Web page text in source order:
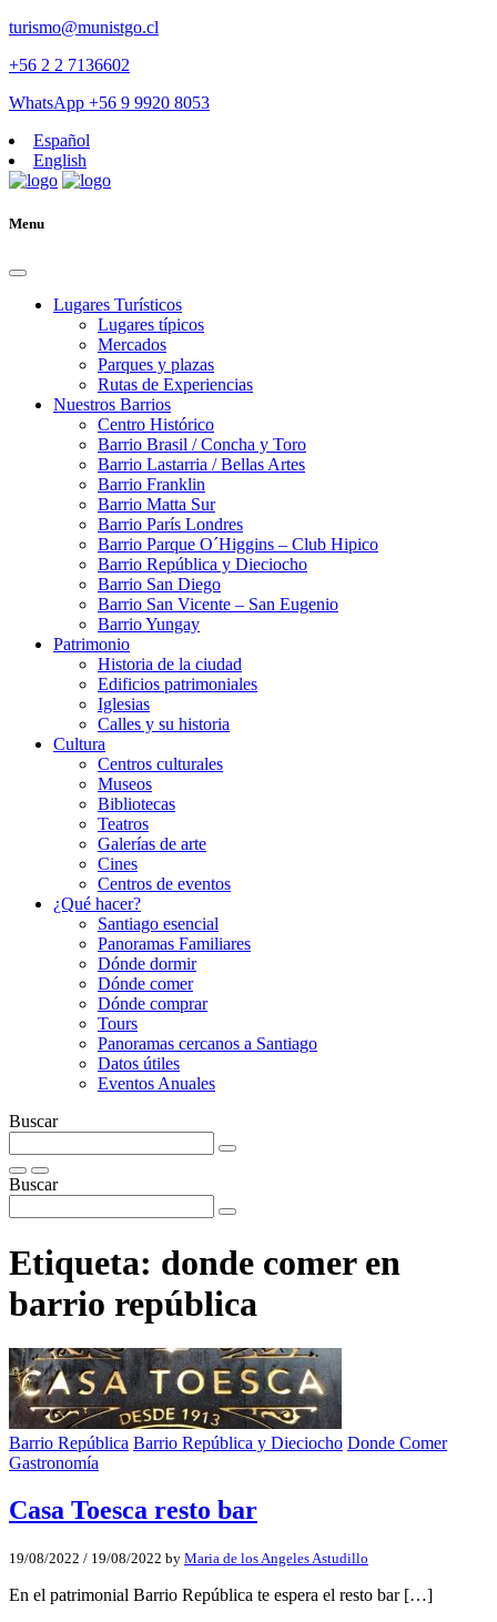
turismo@munistgo.cl
+56 2 2 7136602
WhatsApp +56 9 9920 8053
Español
English
Menu
Lugares Turísticos
Lugares tí­picos
Mercados
Parques y plazas
Rutas de Experiencias
Nuestros Barrios
Centro Histórico
Barrio Brasil / Concha y Toro
Barrio Lastarria / Bellas Artes
Barrio Franklin
Barrio Matta Sur
Barrio Parí­s Londres
Barrio Parque O´Higgins – Club Hipico
Barrio República y Dieciocho
Barrio San Diego
Barrio San Vicente – San Eugenio
Barrio Yungay
Patrimonio
Historia de la ciudad
Edificios patrimoniales
Iglesias
Calles y su historia
Cultura
Centros culturales
Museos
Bibliotecas
Teatros
Galerí­as de arte
Cines
Centros de eventos
¿Qué hacer?
Santiago esencial
Panoramas Familiares
Dónde dormir
Dónde comer
Dónde comprar
Tours
Panoramas cercanos a Santiago
Datos útiles
Eventos Anuales
Buscar
Buscar
Etiqueta: donde comer en
barrio república
Barrio República Barrio República y Dieciocho Donde Comer
Gastronomía
Casa Toesca resto bar
19/08/2022 / 19/08/2022 by Maria de los Angeles Astudillo
En el patrimonial Barrio República te espera el resto bar […]